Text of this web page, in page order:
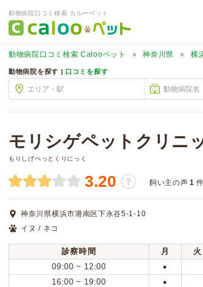
動物病院口コミ検索 カルーペット
動物病院口コミ検索 Calooペット 神奈川県 横
動物病院を探す | 口コミを探す
モリシゲペットクリニ
もりしげぺっとくりにっく
3.20 ？ 飼い主の声 1
神奈川県横浜市港南区下永谷5-1-10
イヌ / ネコ
診察時間 月 火
09:00 ~ 12:00
●
16:00 ~ 19:00 ●